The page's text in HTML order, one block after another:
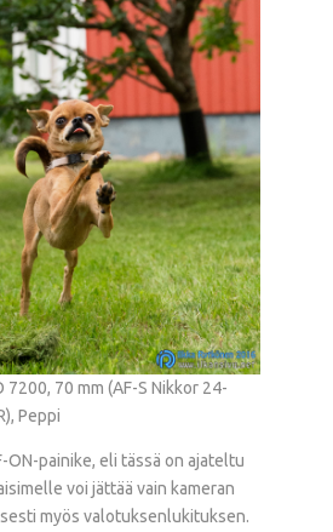
7200, 70 mm (AF-S Nikkor 24-
Peppi
ON-painike, eli tässä on ajateltu
voi jättää vain kameran
myös valotuksenlukituksen.